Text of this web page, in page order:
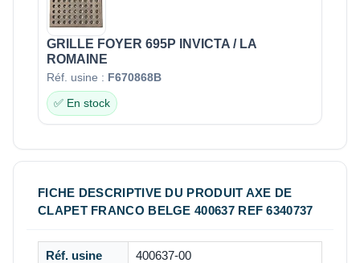
GRILLE FOYER 695P INVICTA / LA
ROMAINE
Réf. usine : F670868B
✅ En stock
FICHE DESCRIPTIVE DU PRODUIT AXE DE
CLAPET FRANCO BELGE 400637 REF 6340737
Réf. usine 400637-00